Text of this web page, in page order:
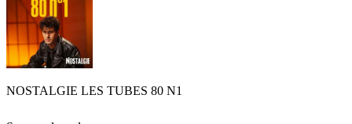
NOSTALGIE LES TUBES 80 N1